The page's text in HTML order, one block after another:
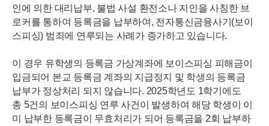
인에 의한 대리납부, 불법 사설 환전소나 지인을 사칭한 브
로커를 통하여 등록금을 납부하여, 전자통신금융사기(보이
스피싱) 범죄에 연루되는 사례가 증가하고 있습니다.
이 경우 유학생의 등록금 가상계좌에 보이스피싱 피해금이
입금되어 본교 등록금 계좌의 지급정지 및 학생의 등록금
납부가 정상처리 되지 않습니다. 2025학년도 1학기에도
총 5건의 보이스피싱 연루 사건이 발생하여 해당 학생이 이
미 납부한 등록금이 무효처리가 되어 등록금을 2회 납부하